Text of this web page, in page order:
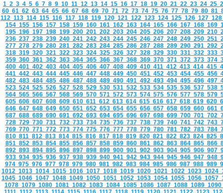
1 2 3 4 5 6 7 8 9 10 11 12 13 14 15 16 17 18 19 20 21 22 23 24 25
60 61 62 63 64 65 66 67 68 69 70 71 72 73 74 75 76 77 78 79 80 81
112 113 114 115 116 117 118 119 120 121 122 123 124 125 126 127
154 155 156 157 158 159 160 161 162 163 164 165 166 167 168 169
195 196 197 198 199 200 201 202 203 204 205 206 207 208 209 210
236 237 238 239 240 241 242 243 244 245 246 247 248 249 250 251
277 278 279 280 281 282 283 284 285 286 287 288 289 290 291 292
318 319 320 321 322 323 324 325 326 327 328 329 330 331 332 333
359 360 361 362 363 364 365 366 367 368 369 370 371 372 373 374
400 401 402 403 404 405 406 407 408 409 410 411 412 413 414 415
441 442 443 444 445 446 447 448 449 450 451 452 453 454 455 456
482 483 484 485 486 487 488 489 490 491 492 493 494 495 496 497
523 524 525 526 527 528 529 530 531 532 533 534 535 536 537 538
564 565 566 567 568 569 570 571 572 573 574 575 576 577 578 579
605 606 607 608 609 610 611 612 613 614 615 616 617 618 619 620
646 647 648 649 650 651 652 653 654 655 656 657 658 659 660 661
687 688 689 690 691 692 693 694 695 696 697 698 699 700 701 702
728 729 730 731 732 733 734 735 736 737 738 739 740 741 742 743
769 770 771 772 773 774 775 776 777 778 779 780 781 782 783 784
810 811 812 813 814 815 816 817 818 819 820 821 822 823 824 825
851 852 853 854 855 856 857 858 859 860 861 862 863 864 865 866
892 893 894 895 896 897 898 899 900 901 902 903 904 905 906 907
933 934 935 936 937 938 939 940 941 942 943 944 945 946 947 948
974 975 976 977 978 979 980 981 982 983 984 985 986 987 988 989
1012 1013 1014 1015 1016 1017 1018 1019 1020 1021 1022 1023 1024
1045 1046 1047 1048 1049 1050 1051 1052 1053 1054 1055 1056 1057
1078 1079 1080 1081 1082 1083 1084 1085 1086 1087 1088 1089